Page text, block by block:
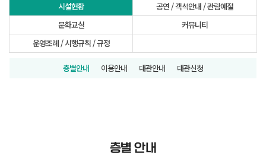
시설현황
층별안내 이용안내 대관안내 대관신청
공연 / 객석안내 / 관람예절
문화교실
커뮤니티
운영조례 / 시행규칙 / 규정
층별 안내